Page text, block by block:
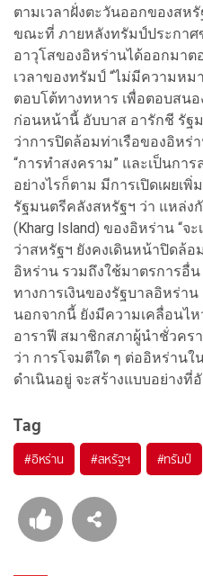
ตามเวลาฝั่งตะวันออกของสหรั
ขณะที่ ภายหลังทรัมป์ประกาศ
อาวุโสของอิหร่านได้ออกมาต
เวลาของทรัมป์ “ไม่มีความหม
ตอบโต้ทางทหาร เพื่อตอบสน
ก่อนหน้านี้ อับบาส อารักชี รัฐ
ว่าการปิดล้อมท่าเรือของอิหร่
“การทำสงคราม” และเป็นกา
อย่างไรก็ตาม มีการเปิดเผยเพิ่
รัฐมนตรีคลังสหรัฐฯ ว่า แหล่ง
(Kharg Island) ของอิหร่าน “จ
ว่าสหรัฐฯ ยังคงเดินหน้าปิดล้อ
อิหร่าน รวมถึงใช้มาตรการอื่
ทางการเงินของรัฐบาลอิหร่าน
นอกจากนี้ ยังมีความเคลื่อนไห
อาราฟี สมาชิกสภาผู้นำชั่วคร
ว่า การโจมตีใด ๆ ต่ออิหร่านใ
ดำเนินอยู่ จะสร้างแบบอย่างที่
Tag
#อิหร่าน #สหรัฐฯ #ทรัมป์